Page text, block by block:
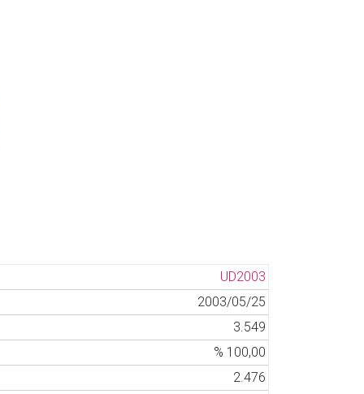
UD2003
2003/05/25
3.549
% 100,00
2.476